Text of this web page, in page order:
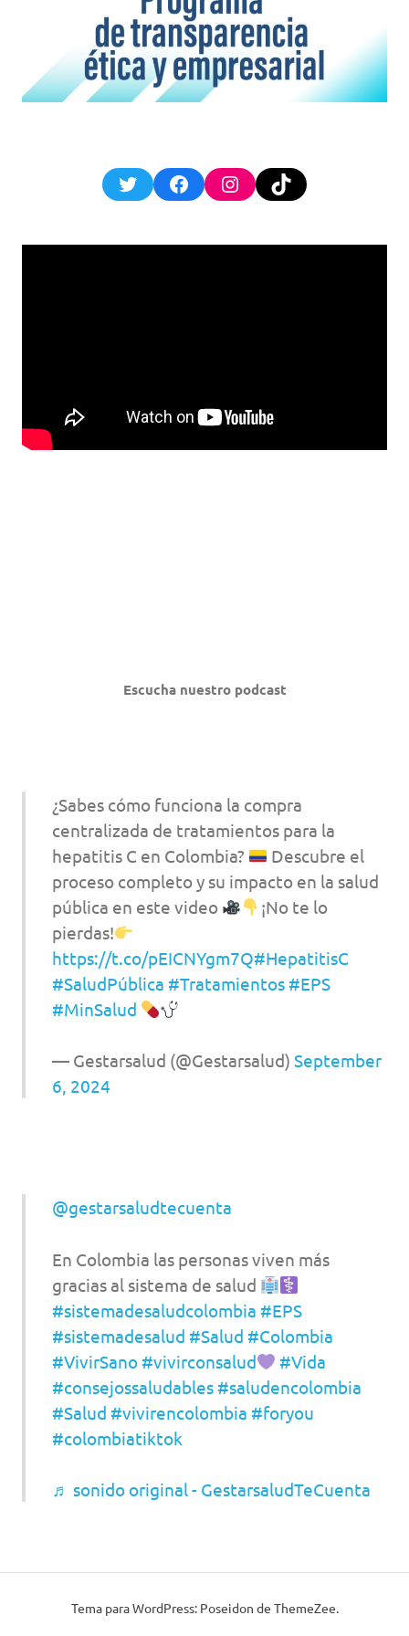
TwitterFacebookInstagram
TikTok
Escucha nuestro podcast
¿Sabes cómo funciona la compra
centralizada de tratamientos para la
hepatitis C en Colombia?
Descubre el
proceso completo y su impacto en la salud
pública en este video
¡No te lo
pierdas!
https://t.co/pEICNYgm7Q#HepatitisC
#SaludPública #Tratamientos #EPS
#MinSalud
— Gestarsalud (@Gestarsalud) September
6, 2024
@gestarsaludtecuenta
En Colombia las personas viven más
gracias al sistema de salud
#sistemadesaludcolombia #EPS
#sistemadesalud #Salud #Colombia
#VivirSano #vivirconsalud
#Vida
#consejossaludables #saludencolombia
#Salud #vivirencolombia #foryou
#colombiatiktok
♬ sonido original - GestarsaludTeCuenta
Tema para WordPress: Poseidon de ThemeZee.